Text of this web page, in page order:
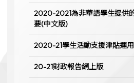
2020-2021為非華語學生提供
要(中文版)
2020-21學生活動支援津貼運
20-21財政報告網上版